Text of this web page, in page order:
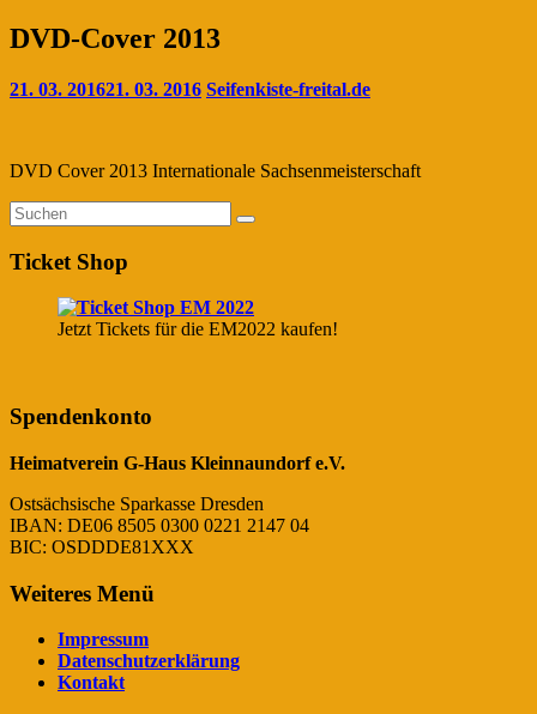
DVD-Cover 2013
21. 03. 201621. 03. 2016 Seifenkiste-freital.de
DVD Cover 2013 Internationale Sachsenmeisterschaft
Ticket Shop
Jetzt Tickets für die EM2022 kaufen!
Spendenkonto
Heimatverein G-Haus Kleinnaundorf e.V.
Ostsächsische Sparkasse Dresden
IBAN: DE06 8505 0300 0221 2147 04
BIC: OSDDDE81XXX
Weiteres Menü
Impressum
Datenschutzerklärung
Kontakt